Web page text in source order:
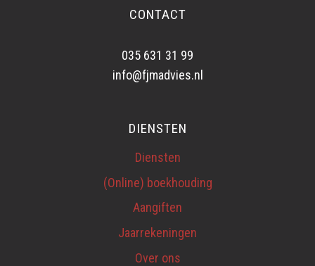
CONTACT
035 631 31 99
info@fjmadvies.nl
DIENSTEN
Diensten
(Online) boekhouding
Aangiften
Jaarrekeningen
Over ons